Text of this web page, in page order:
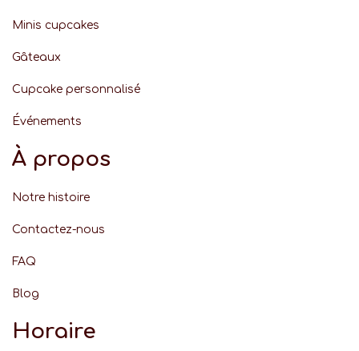
Minis cupcakes
Gâteaux
Cupcake personnalisé
Événements
À propos
Notre histoire
Contactez-nous
FAQ
Blog
Horaire